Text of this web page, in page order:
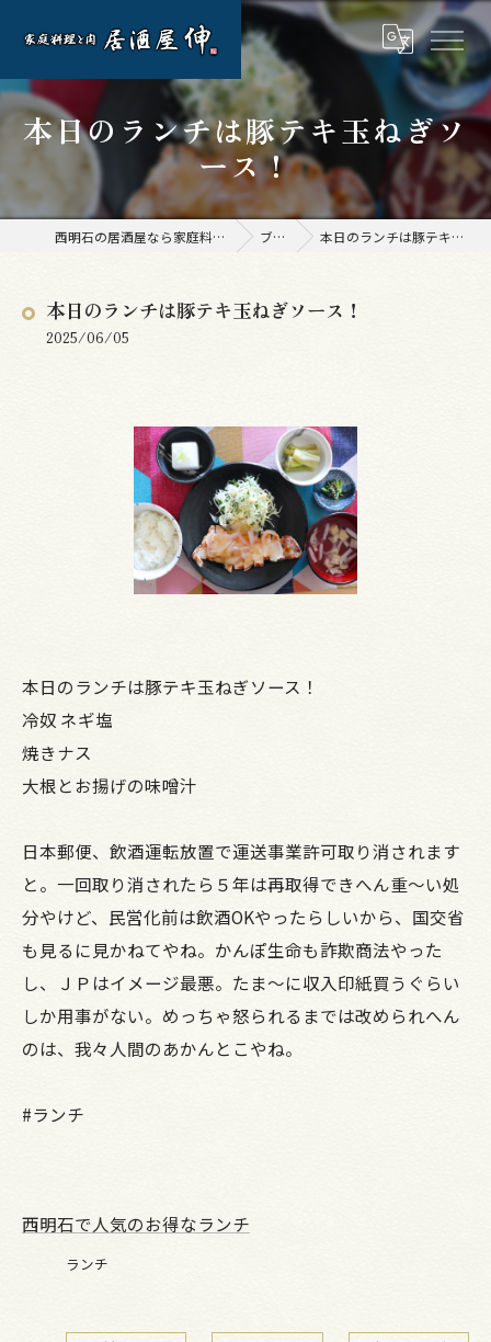
本日のランチは豚テキ玉ねぎソ
ース！
西明石の居酒屋なら家庭料理と肉 居酒屋 伸 ブログ 本日のランチは豚テキ玉ねぎソース！
本日のランチは豚テキ玉ねぎソース！
2025/06/05
本日のランチは豚テキ玉ねぎソース！
冷奴 ネギ塩
焼きナス
大根とお揚げの味噌汁
日本郵便、飲酒運転放置で運送事業許可取り消されます
と。一回取り消されたら５年は再取得できへん重～い処
分やけど、民営化前は飲酒OKやったらしいから、国交省
も見るに見かねてやね。かんぽ生命も詐欺商法やった
し、ＪＰはイメージ最悪。たま～に収入印紙買うぐらい
しか用事がない。めっちゃ怒られるまでは改められへん
のは、我々人間のあかんとこやね。
#ランチ
西明石で人気のお得なランチ
ランチ